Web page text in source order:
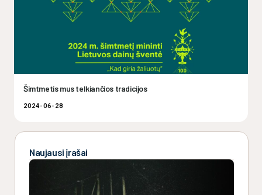
Šimtmetis mus telkiančios tradicijos
2024-06-28
Naujausi įrašai